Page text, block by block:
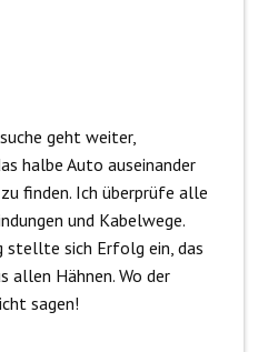
geht weiter,
halbe Auto auseinander
finden. Ich überprüfe alle
und Kabelwege.
stellte sich Erfolg ein, das
allen Hähnen. Wo der
sagen!